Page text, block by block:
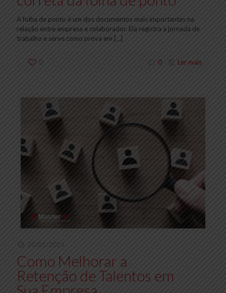
A folha de ponto é um dos documentos mais importantes na
relação entre empresa e colaborador. Ela registra a jornada de
trabalho e serve como prova em […]
0 0 Ler mais
20/01/2025
Como Melhorar a
Retenção de Talentos em